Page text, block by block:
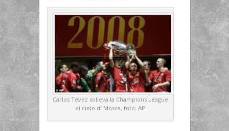
Carlos Tévez solleva la Champions League
al cielo di Mosca, foto: AP